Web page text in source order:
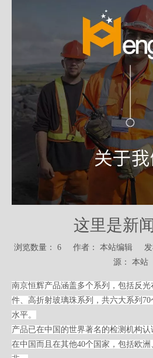
这里是新
浏览数量： 6作者： 本站编辑 发
源： 本站
南京恒辉产品涵盖多个系列，包括反
件、高折射玻璃珠系列，共六大系列
水平。
产品已在中国的世界著名的检测机构
在中国而且在其他40个国家，包括欧